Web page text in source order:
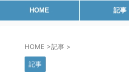
HOME 記事
HOME >記事 >
記事